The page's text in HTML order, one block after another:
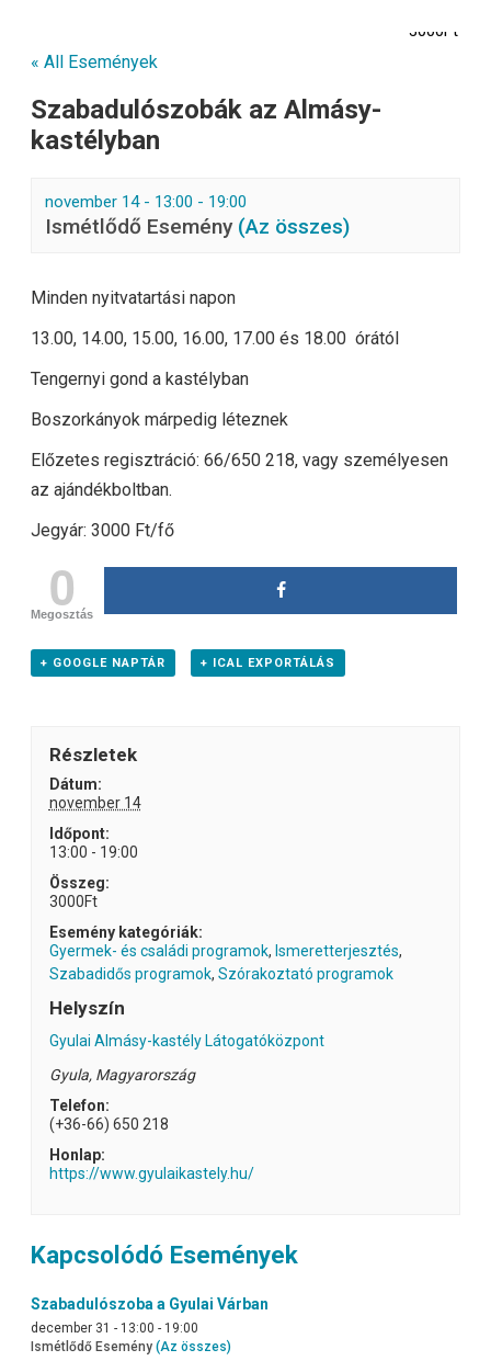
« All Események
Szabadulószobák az Almásy-
kastélyban
november 14 - 13:00 - 19:00
Ismétlődő Esemény (Az összes)
3000Ft
Minden nyitvatartási napon
13.00, 14.00, 15.00, 16.00, 17.00 és 18.00 órától
Tengernyi gond a kastélyban
Boszorkányok márpedig léteznek
Előzetes regisztráció: 66/650 218, vagy személyesen
az ajándékboltban.
Jegyár: 3000 Ft/fő
0
Megosztás
+ GOOGLE NAPTÁR + ICAL EXPORTÁLÁS
Részletek
Dátum:
november 14
Időpont:
13:00 - 19:00
Összeg:
3000Ft
Esemény kategóriák:
Gyermek- és családi programok, Ismeretterjesztés,
Szabadidős programok, Szórakoztató programok
Helyszín
Gyulai Almásy-kastély Látogatóközpont
Gyula, Magyarország
Telefon:
(+36-66) 650 218
Honlap:
https://www.gyulaikastely.hu/
Kapcsolódó Események
Szabadulószoba a Gyulai Várban
december 31 - 13:00 - 19:00
Ismétlődő Esemény (Az összes)